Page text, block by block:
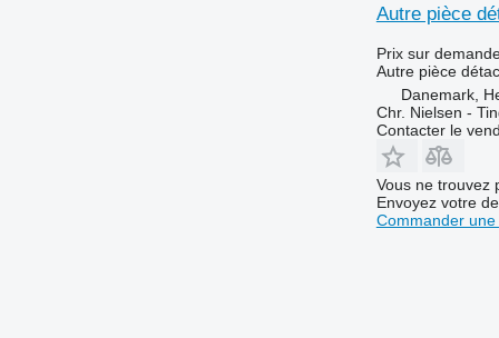
Autre pièce
Prix sur
Autre pièce
Danemark,
Chr. Nielsen -
Contacter le
Vous ne trouvez
Envoyez votre
Commander